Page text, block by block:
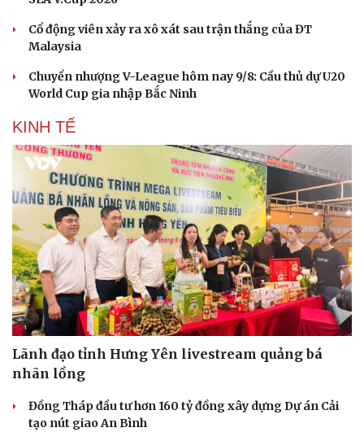
Cổ động viên xảy ra xô xát sau trận thắng của ĐT
Malaysia
Chuyển nhượng V-League hôm nay 9/8: Cầu thủ dự U20
World Cup gia nhập Bắc Ninh
KINH TẾ
Lãnh đạo tỉnh Hưng Yên livestream quảng bá
nhãn lồng
Đồng Tháp đầu tư hơn 160 tỷ đồng xây dựng Dự án Cải
tạo nút giao An Bình